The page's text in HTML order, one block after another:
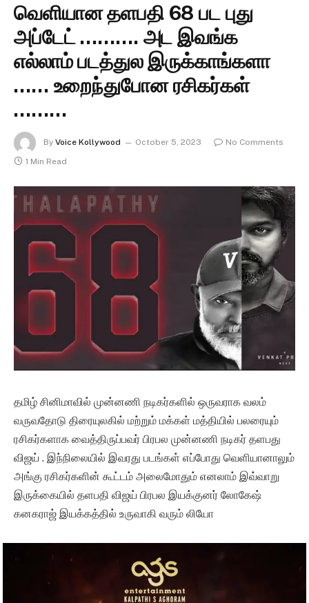
வெளியான தளபதி 68 பட புது
அப்டேட் ………. அட இவங்க
எல்லாம் படத்துல இருக்காங்களா
…… உறைந்துபோன ரசிகர்கள்
………
By Voice Kollywood October 5, 2023
No Comments
1 Min Read
தமிழ் சினிமாவில் முன்னணி நடிகர்களில் ஒருவராக வலம்
வருவதோடு திரையுலகில் மற்றும் மக்கள் மத்தியில் பலரையும்
ரசிகர்களாக வைத்திருப்பவர் பிரபல முன்னணி நடிகர் தளபது
விஜய் . இந்நிலையில் இவரது படங்கள் எப்போது வெளியானாலும்
அங்கு ரசிகர்களின் கூட்டம் அலைமோதும் எனலாம் இவ்வாறு
இருக்கையில் தளபதி விஜய் பிரபல இயக்குனர் லோகேஷ்
கனகராஜ் இயக்கத்தில் உருவாகி வரும் லியோ